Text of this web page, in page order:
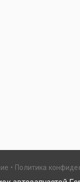
Политика